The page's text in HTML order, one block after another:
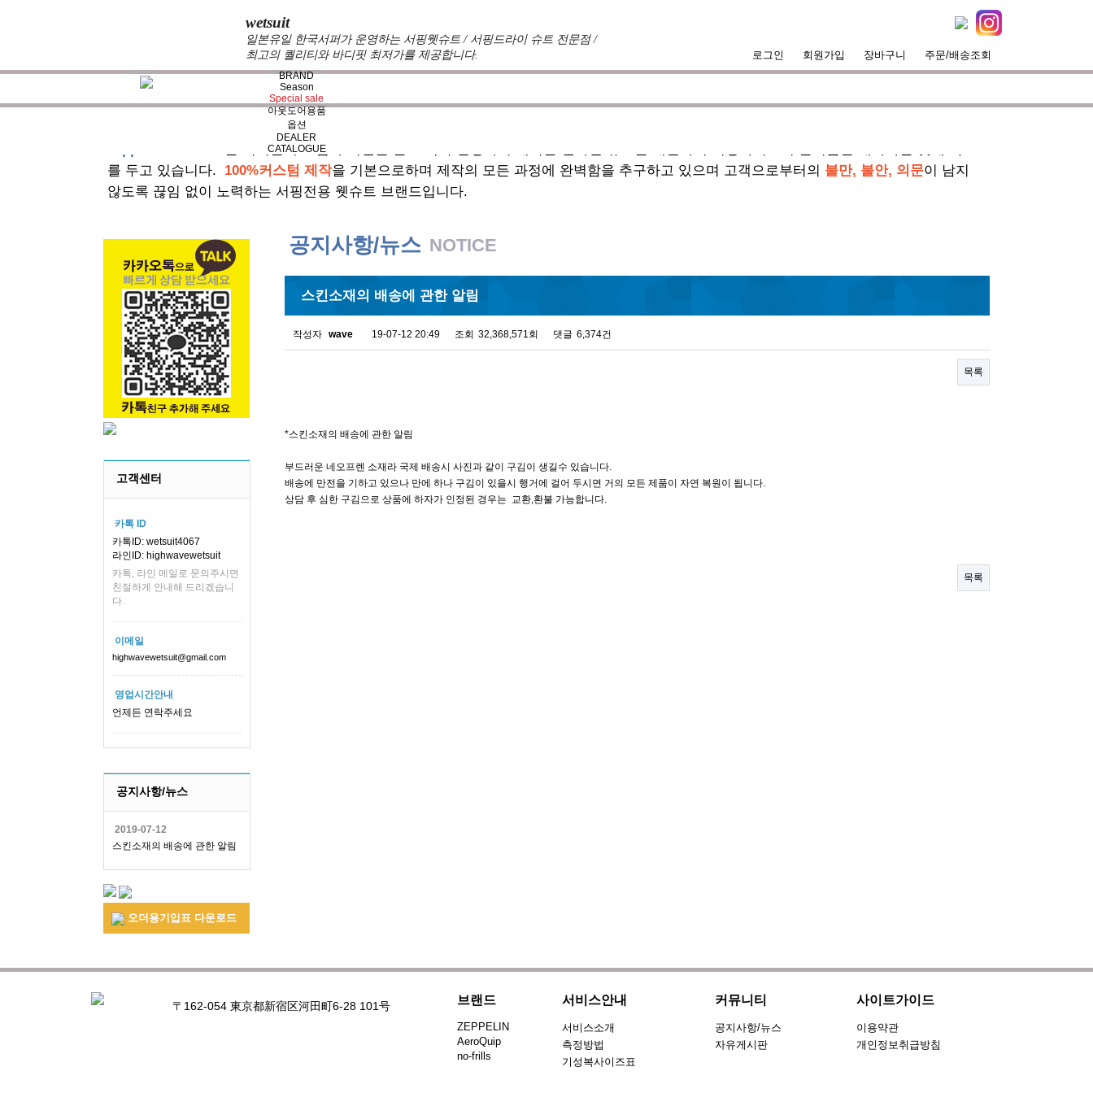
wetsuit
일본유일 한국서퍼가 운영하는 서핑웻슈트 / 서핑드라이 슈트 전문점 /
최고의 퀄리티와 바디핏 최저가를 제공합니다.
로그인 회원가입 장바구니 주문/배송조회
BRAND
Season
Special sale
아웃도어용품
옵션
DEALER
CATALOGUE
는 서퍼들의 느낌과 의견를 듣고 적극 반영하여 매시즌 진화한 슈트를 개발하여 서핑라이프의 즐거움을 대화하는 것에 목표
를 두고 있습니다. 100%커스텀 제작을 기본으로하며 제작의 모든 과정에 완벽함을 추구하고 있으며 고객으로부터의 불만, 불안, 의문이 남지
않도록 끊임 없이 노력하는 서핑전용 웻슈트 브랜드입니다.
고객센터
카톡 ID
카톡ID: wetsuit4067
라인ID: highwavewetsuit
카톡, 라인 메일로 문의주시면
친절하게 안내해 드리겠습니
다.
이메일
highwavewetsuit@gmail.com
영업시간안내
언제든 연락주세요
공지사항/뉴스
2019-07-12
스킨소재의 배송에 관한 알림
오더용기입표 다운로드
공지사항/뉴스 NOTICE
스킨소재의 배송에 관한 알림
작성자 wave 19-07-12 20:49 조회 32,368,571회 댓글 6,374건
목록
*스킨소재의 배송에 관한 알림
부드러운 네오프렌 소재라 국제 배송시 사진과 같이 구김이 생길수 있습니다.
배송에 만전을 기하고 있으나 만에 하나 구김이 있을시 행거에 걸어 두시면 거의 모든 제품이 자연 복원이 됩니다.
상담 후 심한 구김으로 상품에 하자가 인정된 경우는 교환,환불 가능합니다.
목록
〒162-054 東京都新宿区河田町6-28 101号 브랜드
ZEPPELIN
AeroQuip
no-frills
서비스안내
서비스소개
측정방법
기성복사이즈표
커뮤니티
공지사항/뉴스
자유게시판
사이트가이드
이용약관
개인정보취급방침